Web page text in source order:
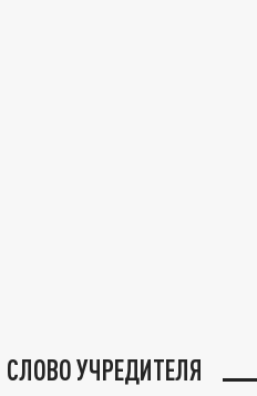
СЛОВО УЧРЕДИТЕЛЯ